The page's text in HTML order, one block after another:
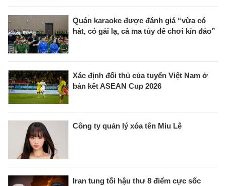
Quán karaoke được đánh giá “vừa có
hát, có gái lạ, cả ma túy để chơi kín đáo”
Xác định đối thủ của tuyển Việt Nam ở
bán kết ASEAN Cup 2026
Công ty quản lý xóa tên Miu Lê
Iran tung tối hậu thư 8 điểm cực sốc